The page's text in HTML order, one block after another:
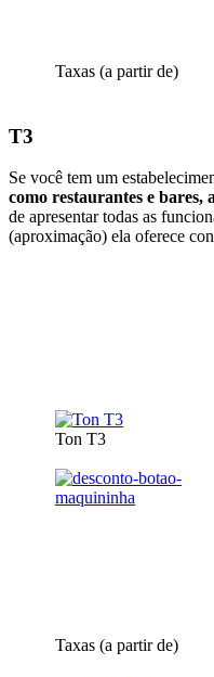
Taxas (a partir de)
T3
Se você tem um
como restaurantes e
de apresentar todas as
(aproximação) ela oferece
Ton T3
Taxas (a partir de)